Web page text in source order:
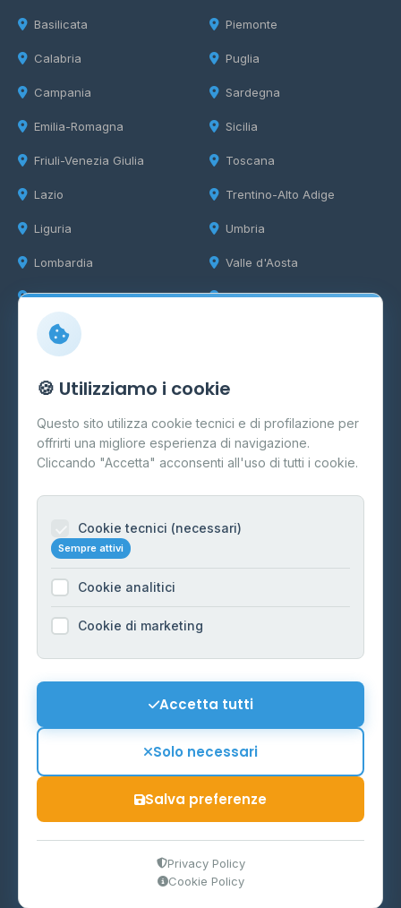
Basilicata
Calabria
Campania
Emilia-Romagna
Friuli-Venezia Giulia
Lazio
Liguria
Lombardia
Marche
Piemonte
Puglia
Sardegna
Sicilia
Toscana
Trentino-Alto Adige
Umbria
Valle d'Aosta
Veneto
Info
Cos'è il GPL
FAQ
Contatti
Informazioni legali
Cookie Policy
Preferenze Cookie
Mappa del sito
P.IVA 03859300364
Ministero delle Imprese e del Made in Italy
🍪 Utilizziamo i cookie
Questo sito utilizza cookie tecnici e di profilazione per
offrirti una migliore esperienza di navigazione.
Cliccando "Accetta" acconsenti all'uso di tutti i cookie.
Cookie tecnici (necessari)
Sempre attivi
Cookie analitici
Cookie di marketing
Accetta tutti
Solo necessari
Salva preferenze
Privacy Policy
Cookie Policy